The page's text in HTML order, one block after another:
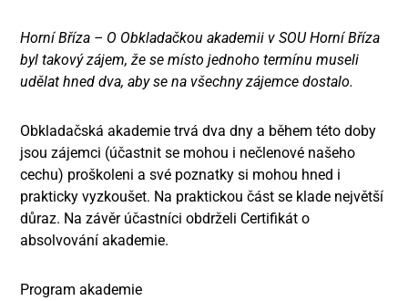
Horní Bříza – O Obkladačkou akademii v SOU Horní Bříza
byl takový zájem, že se místo jednoho termínu museli
udělat hned dva, aby se na všechny zájemce dostalo.
Obkladačská akademie trvá dva dny a během této doby
jsou zájemci (účastnit se mohou i nečlenové našeho
cechu) proškoleni a své poznatky si mohou hned i
prakticky vyzkoušet. Na praktickou část se klade největší
důraz. Na závěr účastníci obdrželi Certifikát o
absolvování akademie.
Program akademie